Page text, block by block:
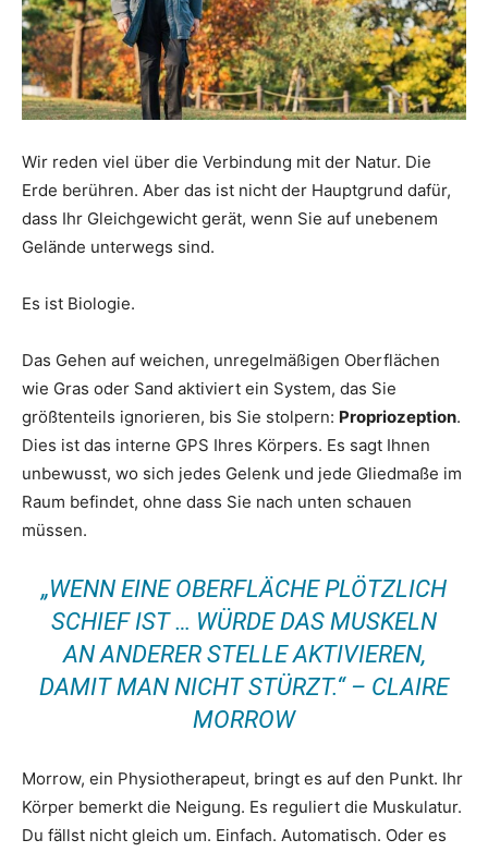
Wir reden viel über die Verbindung mit der Natur. Die
Erde berühren. Aber das ist nicht der Hauptgrund dafür,
dass Ihr Gleichgewicht gerät, wenn Sie auf unebenem
Gelände unterwegs sind.
Es ist Biologie.
Das Gehen auf weichen, unregelmäßigen Oberflächen
wie Gras oder Sand aktiviert ein System, das Sie
größtenteils ignorieren, bis Sie stolpern: Propriozeption.
Dies ist das interne GPS Ihres Körpers. Es sagt Ihnen
unbewusst, wo sich jedes Gelenk und jede Gliedmaße im
Raum befindet, ohne dass Sie nach unten schauen
müssen.
„WENN EINE OBERFLÄCHE PLÖTZLICH
SCHIEF IST … WÜRDE DAS MUSKELN
AN ANDERER STELLE AKTIVIEREN,
DAMIT MAN NICHT STÜRZT.“ – CLAIRE
MORROW
Morrow, ein Physiotherapeut, bringt es auf den Punkt. Ihr
Körper bemerkt die Neigung. Es reguliert die Muskulatur.
Du fällst nicht gleich um. Einfach. Automatisch. Oder es